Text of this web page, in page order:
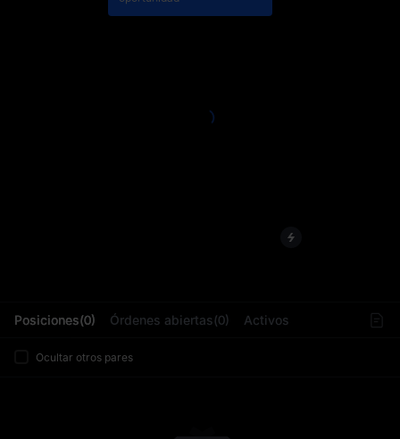
Posiciones(0) Órdenes abiertas(0) Activos
Ocultar otros pares